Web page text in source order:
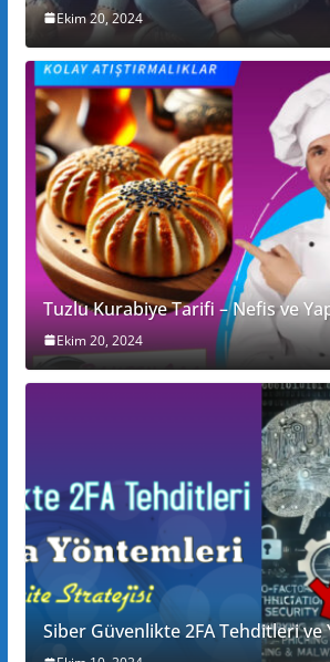
Ekim 20, 2024
Tuzlu Kurabiye Tarifi – Nefis ve
Ekim 20, 2024
Siber Güvenlikte 2FA Tehditleri ve